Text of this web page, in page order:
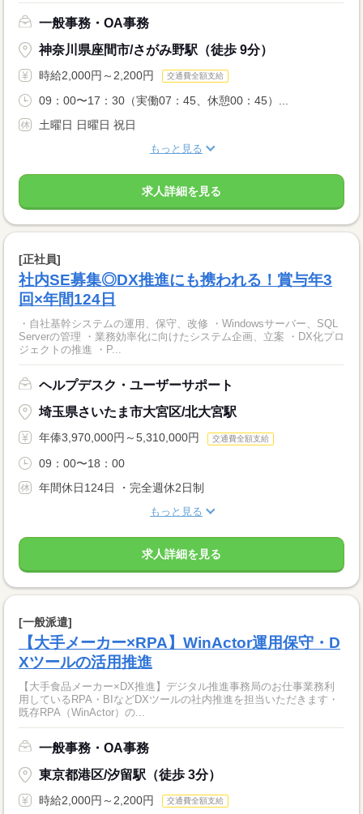
一般事務・OA事務
神奈川県座間市/さがみ野駅（徒歩 9分）
時給2,000円～2,200円 交通費全額支給
09：00〜17：30（実働07：45、休憩00：45）...
土曜日 日曜日 祝日
もっと見る
求人詳細を見る
[正社員]
社内SE募集◎DX推進にも携われる！賞与年3
回×年間124日
・自社基幹システムの運用、保守、改修 ・Windowsサーバー、SQL
Serverの管理 ・業務効率化に向けたシステム企画、立案 ・DX化プロ
ジェクトの推進 ・P...
ヘルプデスク・ユーザーサポート
埼玉県さいたま市大宮区/北大宮駅
年俸3,970,000円～5,310,000円 交通費全額支給
09：00〜18：00
年間休日124日 ・完全週休2日制
もっと見る
求人詳細を見る
[一般派遣]
【大手メーカー×RPA】WinActor運用保守・D
Xツールの活用推進
【大手食品メーカー×DX推進】デジタル推進事務局のお仕事業務利
用しているRPA・BIなどDXツールの社内推進を担当いただきます・
既存RPA（WinActor）の...
一般事務・OA事務
東京都港区/汐留駅（徒歩 3分）
時給2,000円～2,200円 交通費全額支給